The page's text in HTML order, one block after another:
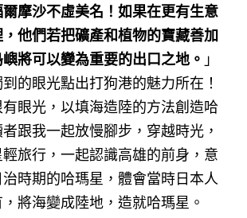
爾摩沙不虛美名！如果在更有生意
他們若把礦產和植物的寶藏善加
將可以變為重要的出口之地。 」
的眼光點出打狗港的魅力所在！
有眼光，以填海造陸的方法創造哈
跟我一起放慢腳步，穿越時光，
旅行，一起認識高雄的前身，意
時期的哈瑪星，體會當時日本人
將海變成陸地，造就哈瑪星。